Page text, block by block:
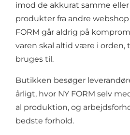
imod de akkurat samme
produkter fra andre
FORM går aldrig på
varen skal altid være i orden,
bruges til.
Butikken besøger
årligt, hvor NY FORM selv
al produktion, og
bedste forhold.